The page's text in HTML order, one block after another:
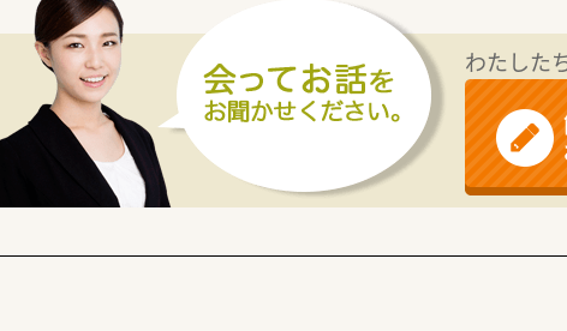
間休日が120日とワークライフバランスが整っています
用品から常備薬まで、従業員割引制度など嬉しいメリットもたく
わたした